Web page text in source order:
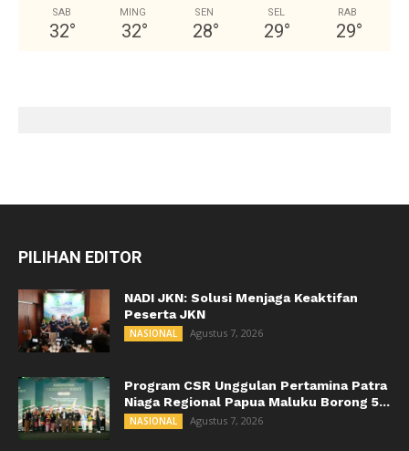
SAB
32°
MING
32°
SEN
28°
SEL
29°
RAB
29°
PILIHAN EDITOR
NADI JKN: Solusi Menjaga Keaktifan
Peserta JKN
NASIONAL Agustus 7, 2026
Program CSR Unggulan Pertamina Patra
Niaga Regional Papua Maluku Borong 5...
NASIONAL Agustus 7, 2026